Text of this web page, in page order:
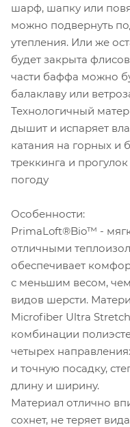
шарф, шапку или
можно подвернуть
утепления. Или же
будет закрыта
части баффа можно
балаклаву или
Технологичный
дышит и испаряет
катания на горных и
треккинга и
погоду
Особенности:
PrimaLoft®Bio™ -
отличными
обеспечивает
с меньшим весом,
видов шерсти.
Microfiber Ultra
комбинации
четырех
и точную посадку,
длину и ширину.
Материал отлично
сохнет, не теряет